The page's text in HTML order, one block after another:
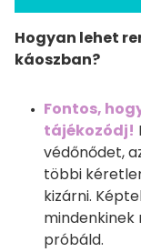
Hogyan lehet
káoszban?
Fontos,
tájékozódj!
védőnődet,
többi
kizárni.
mindenkinek
próbáld.